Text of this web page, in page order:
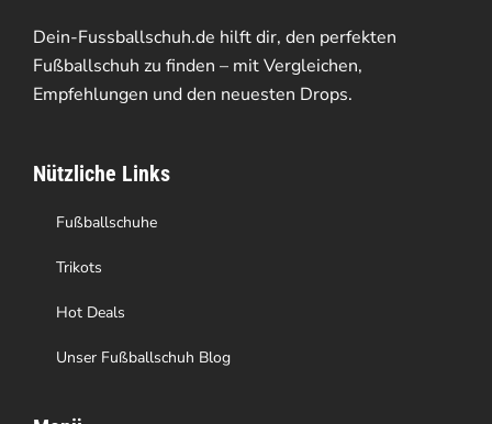
Die
Optionen
können
der
Produktseite
gewählt
werden
Dein-Fussballschuh.de hilft dir, den perfekten
Fußballschuh zu finden – mit Vergleichen,
Empfehlungen und den neuesten Drops.
Nützliche Links
Fußballschuhe
Trikots
Hot Deals
Unser Fußballschuh Blog